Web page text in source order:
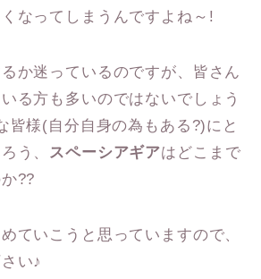
なってしまうんですよね～!
か迷っているのですが、皆さん
る方も多いのではないでしょう
様(自分自身の為もある?)にと
う、 スペーシアギアはどこまで
??
ていこうと思っていますので、
い♪